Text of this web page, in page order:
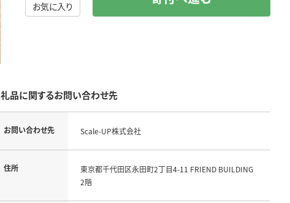
お気に入り
品に関するお問い合わせ先
お問い合わせ先 Scale-UP株式会社
住所
東京都千代田区永田町2丁目4-11 FRIEND BUILDING
2階